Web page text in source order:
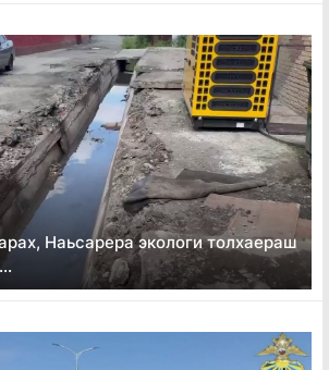
Наьсарера экологи толхаераш